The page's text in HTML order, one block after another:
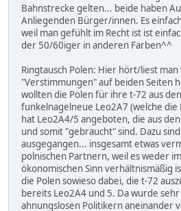
Bahnstrecke gelten... beide haben
Anliegenden Bürger/innen. Es
weil man gefühlt im Recht ist ist
der 50/60iger in anderen Farben^^
Ringtausch Polen: Hier hört/liest
"Verstimmungen" auf beiden Seiten
wollten die Polen für ihre t-72 aus
funkelnagelneue Leo2A7 (welche die
hat Leo2A4/5 angeboten, die aus
und somit "gebraucht" sind. Dazu
ausgegangen... insgesamt etwas
polnischen Partnern, weil es weder
ökonomischen Sinn verhältnismäßig
die Polen sowieso dabei, die t-72
bereits Leo2A4 und 5. Da wurde
ahnungslosen Politikern aneinander